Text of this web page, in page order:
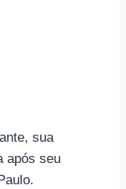
sua
após seu